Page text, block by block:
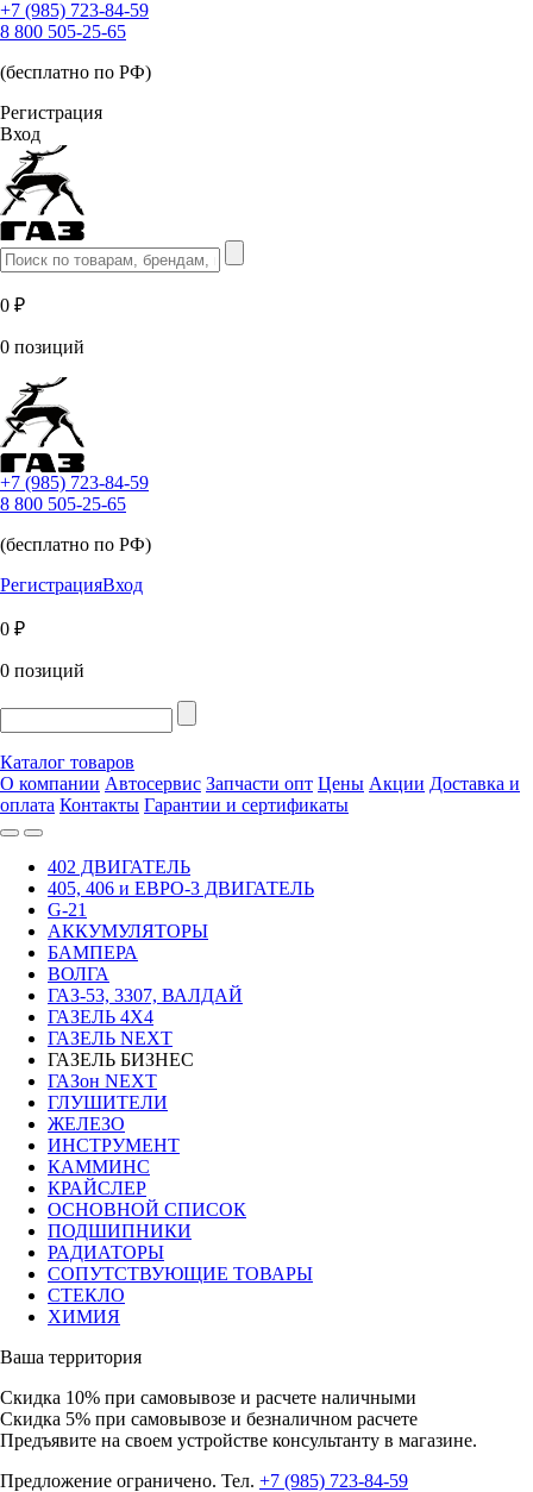
+7 (985) 723-84-59
8 800 505-25-65
(бесплатно по РФ)
Регистрация
Вход
0 ₽
0 позиций
+7 (985) 723-84-59
8 800 505-25-65
(бесплатно по РФ)
РегистрацияВход
0 ₽
0 позиций
Каталог товаров
О компании Автосервис Запчасти опт Цены Акции Доставка и
оплата Контакты Гарантии и сертификаты
402 ДВИГАТЕЛЬ
405, 406 и ЕВРО-3 ДВИГАТЕЛЬ
G-21
АККУМУЛЯТОРЫ
БАМПЕРА
ВОЛГА
ГАЗ-53, 3307, ВАЛДАЙ
ГАЗЕЛЬ 4Х4
ГАЗЕЛЬ NEXT
ГАЗЕЛЬ БИЗНЕС
ГАЗон NEXT
ГЛУШИТЕЛИ
ЖЕЛЕЗО
ИНСТРУМЕНТ
КАММИНС
КРАЙСЛЕР
ОСНОВНОЙ СПИСОК
ПОДШИПНИКИ
РАДИАТОРЫ
СОПУТСТВУЮЩИЕ ТОВАРЫ
СТЕКЛО
ХИМИЯ
Ваша территория
Скидка 10% при самовывозе и расчете наличными
Скидка 5% при самовывозе и безналичном расчете
Предъявите на своем устройстве консультанту в магазине.
Предложение ограничено. Тел. +7 (985) 723-84-59